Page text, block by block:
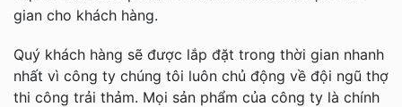
gian cho khách hàng.
Quý khách hàng sẽ được lắp đặt trong thời gian nhanh
nhất vì công ty chúng tôi luôn chủ động về đội ngũ thợ
thi công trải thảm. Mọi sản phẩm của công ty là chính